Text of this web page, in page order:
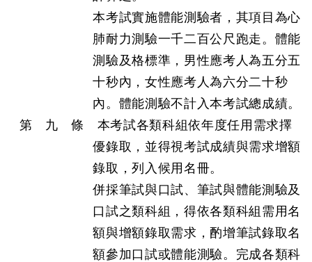
本考試實施體能測驗者，其項目為心
肺耐力測驗一千二百公尺跑走。體能
測驗及格標準，男性應考人為五分五
十秒內，女性應考人為六分二十秒
內。體能測驗不計入本考試總成績。
第 九 條 本考試各類科組依年度任用需求擇
優錄取，並得視考試成績與需求增額
錄取，列入候用名冊。
併採筆試與口試、筆試與體能測驗及
口試之類科組，得依各類科組需用名
額與增額錄取需求，酌增筆試錄取名
額參加口試或體能測驗。完成各類科